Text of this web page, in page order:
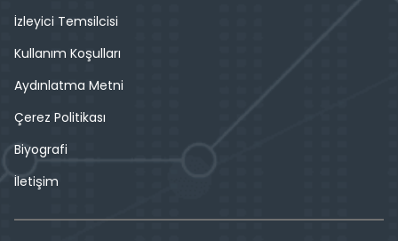
İzleyici Temsilcisi
Kullanım Koşulları
Aydınlatma Metni
Çerez Politikası
Biyografi
İletişim